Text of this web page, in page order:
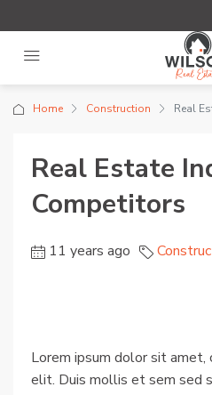
Home Construction Real
Real Estate
Competitors
11 years ago
Lorem ipsum dolor sit amet,
elit. Duis mollis et sem sed